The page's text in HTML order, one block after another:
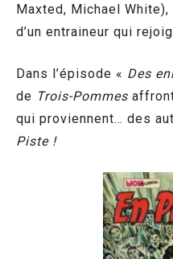
Maxted, Michael White),
d’un entraineur qui
Dans l’épisode « Des
de Trois-Pommes
qui proviennent… des
Piste !